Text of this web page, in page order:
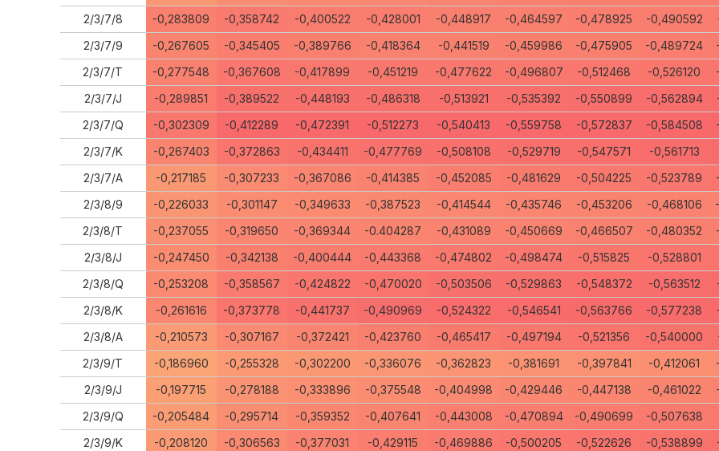
2/3/7/8
-0,283809 -0,358742 -0,400522 -0,428001 -0,448917 -0,464597 -0,478925 -0,490592
2/3/7/9
-0,267605 -0,345405 -0,389766 -0,418364 -0,441519 -0,459986 -0,475905 -0,489724
2/3/7/T
-0,277548 -0,367608 -0,417899 -0,451219 -0,477622 -0,496807 -0,512468 -0,526120
2/3/7/J
-0,289851 -0,389522 -0,448193 -0,486318 -0,513921 -0,535392 -0,550899 -0,562894
2/3/7/Q
-0,302309 -0,412289 -0,472391 -0,512273 -0,540413 -0,559758 -0,572837 -0,584508
2/3/7/K
-0,267403 -0,372863 -0,434411 -0,477769 -0,508108 -0,529719 -0,547571 -0,561713
2/3/7/A
-0,217185 -0,307233 -0,367086 -0,414385 -0,452085 -0,481629 -0,504225 -0,523789
2/3/8/9
-0,226033 -0,301147 -0,349633 -0,387523 -0,414544 -0,435746 -0,453206 -0,468106
2/3/8/T
-0,237055 -0,319650 -0,369344 -0.404287 -0,431089 -0,450669 -0,466507 -0,480352
2/3/8/J
-0,247450 -0,342138 -0,400444 -0,443368 -0,474802 -0,498474 -0,515825 -0,528801
2/3/8/Q
-0,253208 -0,358567 -0,424822 -0,470020 -0,503506 -0,529863 -0,548372 -0,563512
2/3/8/K
-0,261616 -0,373778 -0,441737 -0,490969 -0,524322 -0,546541 -0,563766 -0,577238
2/3/8/A
-0,210573 -0,307167 -0,372421 -0,423760 -0,465417 -0,497194 -0,521356 -0,540000
2/3/9/T
-0,186960 -0,255328 -0,302200 -0,336076 -0,362823 -0,381691 -0,397841 -0,412061
2/3/9/J
-0,197715 -0,278188 -0,333896 -0,375548 -0,404998 -0,429446 -0,447138 -0,461022
2/3/9/Q
-0,205484 -0,295714 -0,359352 -0,407641 -0,443008 -0,470894 -0,490699 -0,507638
2/3/9/K
-0,208120 -0,306563 -0,377031 -0,429115 -0,469886 -0,500205 -0,522626 -0,538899